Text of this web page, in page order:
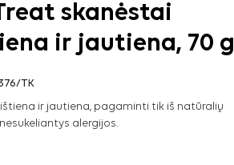
skanėstai
ir jautiena, 70 g
TK
ir jautiena, pagaminti tik iš natūralių
alergijos.